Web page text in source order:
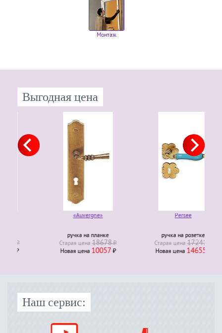
Монтаж
Выгодная цена
«Auvergne»
ручка на планке
Старая ценa18678 ₽
Новая ценa10057 ₽
ручка на розетке
Старая ценa17241 ₽
Новая ценa14655 ₽
Наш сервис: